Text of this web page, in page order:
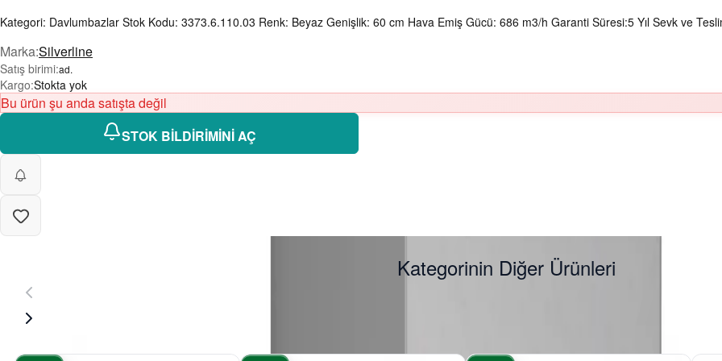
Kategori: Davlumbazlar Stok Kodu: 3373.6.110.03 Renk: Beyaz Genişlik: 60 cm Hava Emiş Gücü: 686 m3/h Garanti Süresi:5 Yıl Sevk ve
Marka:Silverline
Satış birimi:ad.
Kargo:Stokta yok
Bu ürün şu anda satışta değil
STOK BİLDİRİMİNİ AÇ
Kategorinin Diğer Ürünleri